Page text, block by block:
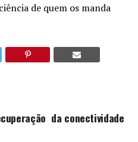
de quem os manda
da conectividade